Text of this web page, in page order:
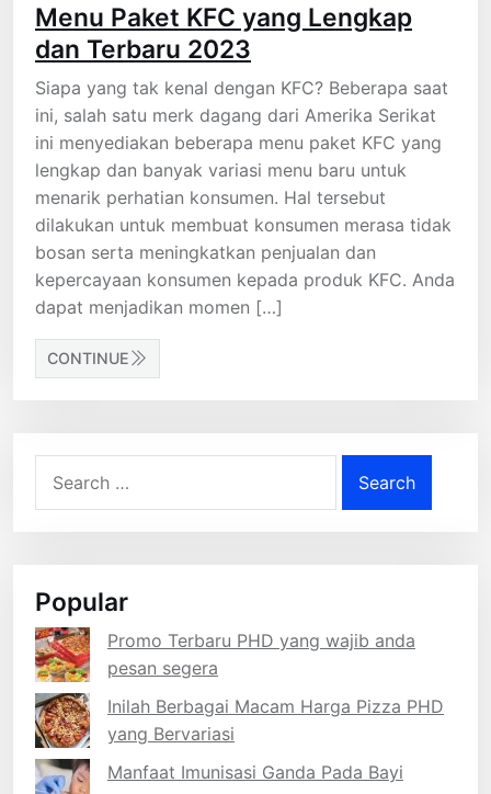
Menu Paket KFC yang Lengkap
dan Terbaru 2023
Siapa yang tak kenal dengan KFC? Beberapa saat
ini, salah satu merk dagang dari Amerika Serikat
ini menyediakan beberapa menu paket KFC yang
lengkap dan banyak variasi menu baru untuk
menarik perhatian konsumen. Hal tersebut
dilakukan untuk membuat konsumen merasa tidak
bosan serta meningkatkan penjualan dan
kepercayaan konsumen kepada produk KFC. Anda
dapat menjadikan momen […]
CONTINUE
for:
Popular
Promo Terbaru PHD yang wajib anda
pesan segera
Inilah Berbagai Macam Harga Pizza PHD
yang Bervariasi
Manfaat Imunisasi Ganda Pada Bayi